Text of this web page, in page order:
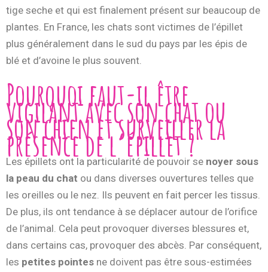
tige seche et qui est finalement présent sur beaucoup de
plantes. En France, les chats sont victimes de l’épillet
plus généralement dans le sud du pays par les épis de
blé et d’avoine le plus souvent.
Pourquoi faut-il être
vigilant avec son chat ou
son chien et surveiller la
présence de l’épillet ?
Les épillets ont la particularité de pouvoir se noyer sous
la peau du chat ou dans diverses ouvertures telles que
les oreilles ou le nez. Ils peuvent en fait percer les tissus.
De plus, ils ont tendance à se déplacer autour de l’orifice
de l’animal. Cela peut provoquer diverses blessures et,
dans certains cas, provoquer des abcès. Par conséquent,
les petites pointes ne doivent pas être sous-estimées